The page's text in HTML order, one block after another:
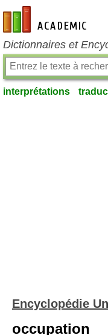
fr-academic.com
Dictionnaires et
interprétations
Encyclopédie
occupation